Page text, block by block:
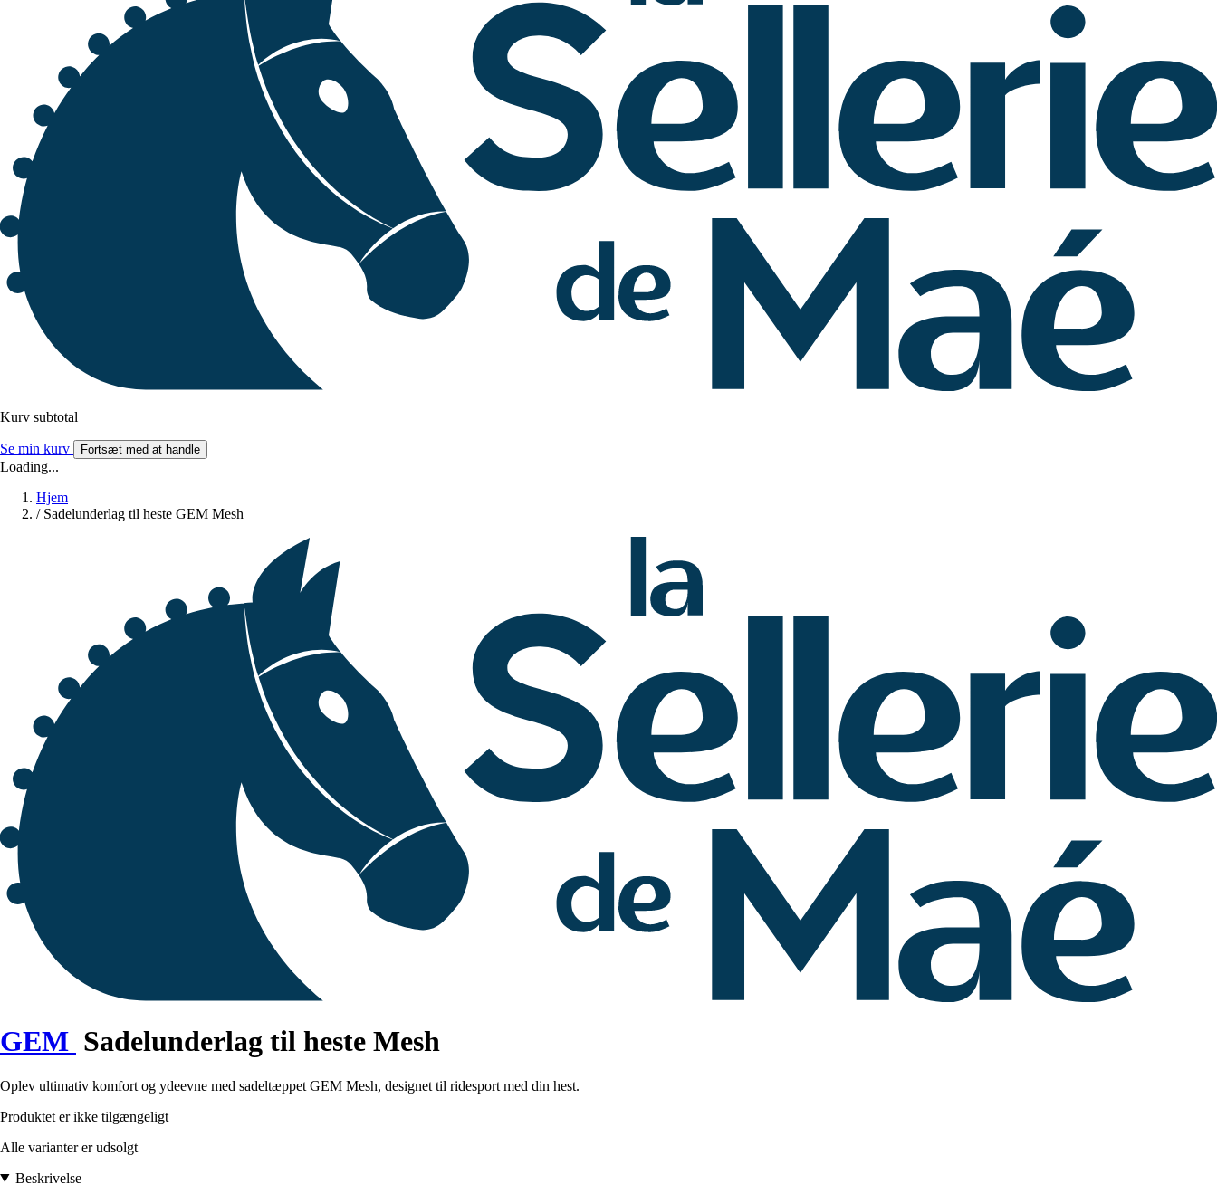
Kurv subtotal
Se min kurv Fortsæt med at handle
Loading...
Hjem
/ Sadelunderlag til heste GEM Mesh
GEM Sadelunderlag til heste Mesh
Oplev ultimativ komfort og ydeevne med sadeltæppet GEM Mesh, designet til ridesport med din hest.
Produktet er ikke tilgængeligt
Alle varianter er udsolgt
Beskrivelse